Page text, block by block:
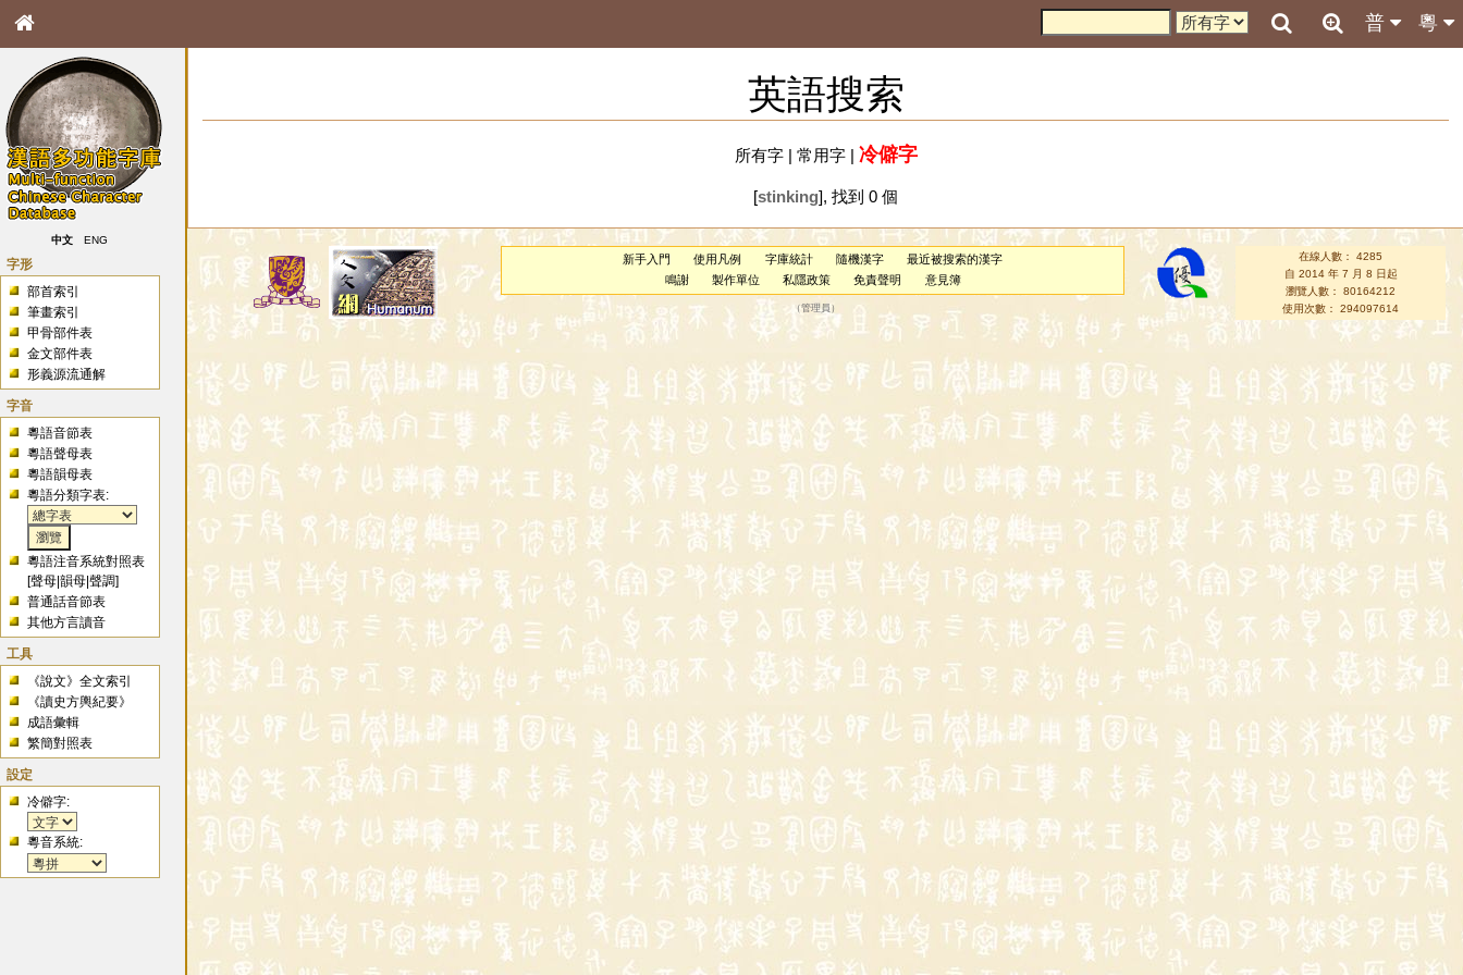
粵
普
中文 ENG
字形
部首索引
筆畫索引
甲骨部件表
金文部件表
形義源流通解
字音
粵語音節表
粵語聲母表
粵語韻母表
粵語分類字表:
粵語注音系統對照表
[聲母 |韻母 |聲調]
普通話音節表
其他方言讀音
工具
《說文》全文索引
《讀史方輿紀要》
成語彙輯
繁簡對照表
設定
冷僻字:
粵音系統:
英語搜索
所有字| 常用字| 冷僻字
[stinking], 找到 0 個
新手入門 使用凡例 字庫統計 隨機漢字
最近被搜索的漢字
鳴謝
製作單位 私隱政策 免責聲明 意見簿
（管理員 ）
在線人數： 4285
自 2014 年 7 月 8 日起
瀏覽人數： 80164212
使用次數： 294097614